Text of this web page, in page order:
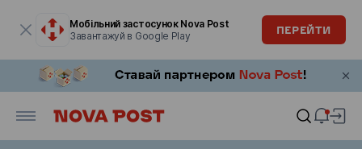
Мобільний застосунок Nova Post
Завантажуй в Google Play
ПЕРЕЙТИ